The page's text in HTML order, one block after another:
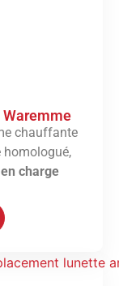
chauffante
homologué,
charge